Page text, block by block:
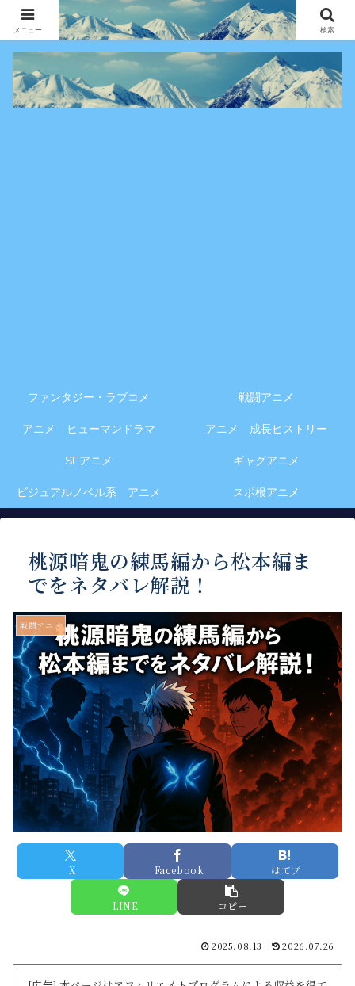
アニメ・漫画・VOD作品の見どころ、配信情報、登場人物や物語の考察を、作
品別・ジャンル別に分かりやすく紹介する専門ブログです。
ファンタジー・ラブコメ 戦闘アニメ
アニメ ヒューマンドラマ アニメ 成長ヒストリー
SFアニメ ギャグアニメ
ビジュアルノベル系 アニメ スポ根アニメ
桃源暗鬼の練馬編から松本編ま
でをネタバレ解説！
戦闘アニメ
X Facebook はてブ
LINE コピー
2025.08.13 2026.07.26
メニュー 検索